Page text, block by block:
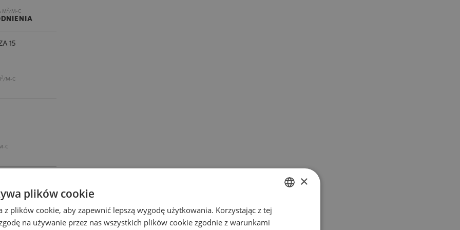
M2/M-C
15
2/M-C
C
×
plików cookie
z plików cookie, aby zapewnić lepszą wygodę użytkowania. Korzystając z tej
na używanie przez nas wszystkich plików cookie zgodnie z warunkami